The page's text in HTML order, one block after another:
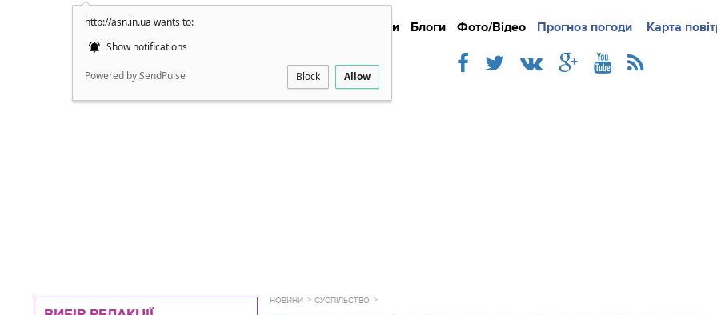
http://asn.in.ua wants to:
Show notifications
Powered by SendPulse Block Allow
Новини Блоги Фото/Відео Прогноз погоди Карта
Докладно Новини
НОВИНИ СУСПІЛЬСТВО